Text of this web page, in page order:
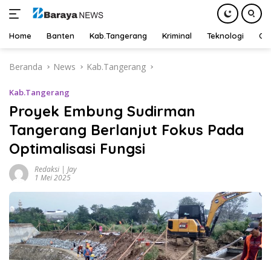
Home Banten Kab.Tangerang Kriminal Teknologi
Beranda News Kab.Tangerang
Kab.Tangerang
Proyek Embung Sudirman
Tangerang Berlanjut Fokus Pada
Optimalisasi Fungsi
Redaksi | Jay
1 Mei 2025